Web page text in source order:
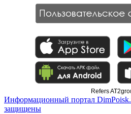
Refers
Информационный портал
защищены